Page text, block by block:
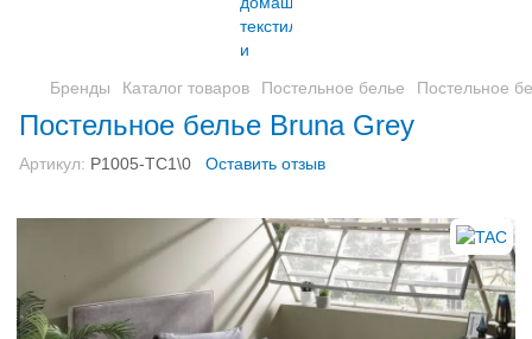
Бренды Каталог товаров Постельное белье Постельное
Постельное белье Bruna Grey
Артикул: P1005-TС1\0 Оставить отзыв